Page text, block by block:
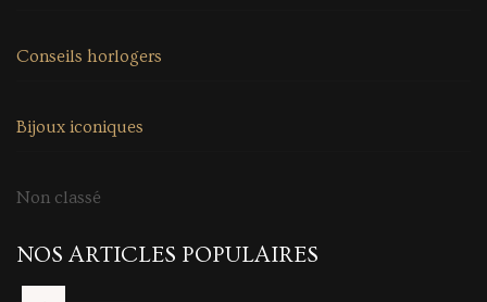
Conseils horlogers
Bijoux iconiques
Non classé
NOS ARTICLES POPULAIRES